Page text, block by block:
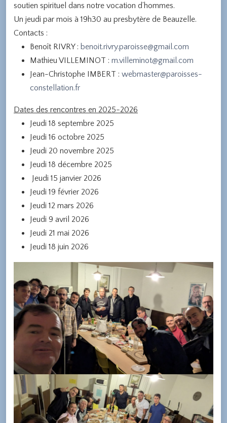
soutien spirituel dans notre vocation d’hommes.
Un jeudi par mois à 19h30 au presbytère de Beauzelle.
Contacts :
Benoît RIVRY : benoit.rivry.paroisse@gmail.com
Mathieu VILLEMINOT : m.villeminot@gmail.com
Jean-Christophe IMBERT : webmaster@paroisses-
constellation.fr
Dates des rencontres en 2025-2026
Jeudi 18 septembre 2025
Jeudi 16 octobre 2025
Jeudi 20 novembre 2025
Jeudi 18 décembre 2025
Jeudi 15 janvier 2026
Jeudi 19 février 2026
Jeudi 12 mars 2026
Jeudi 9 avril 2026
Jeudi 21 mai 2026
Jeudi 18 juin 2026